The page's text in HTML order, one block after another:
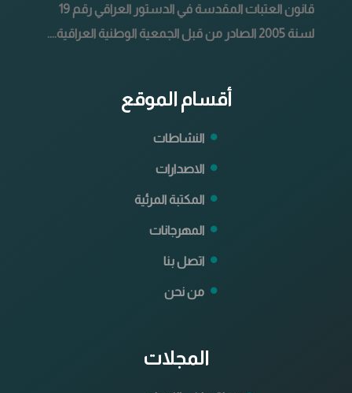
قانون العتبات المقدسة في الدستور العراقي رقم 19
لسنة 2005 الصادر من قبل الجمعية الوطنية العراقية....
أقسام الموقع
النشاطات
الاصدارات
المكتبة المرئية
المهرجانات
اتصل بنا
من نحن
المجلات